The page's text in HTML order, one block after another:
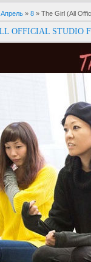
Апрель » 8 » The Girl (All
OFFICIAL STUDIO